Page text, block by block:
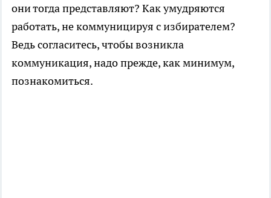
они тогда представляют? Как умудряются
работать, не коммуницируя с избирателем?
Ведь согласитесь, чтобы возникла
коммуникация, надо прежде, как минимум,
познакомиться.